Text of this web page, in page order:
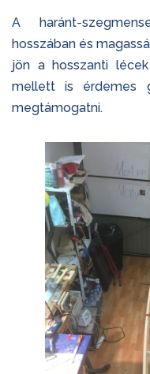
A haránt-
hosszában és
jön a hosszanti
mellett is érdemes
megtámogatni.